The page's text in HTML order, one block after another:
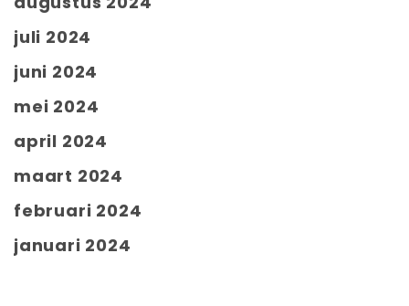
juli 2024
juni 2024
mei 2024
april 2024
maart 2024
februari 2024
januari 2024